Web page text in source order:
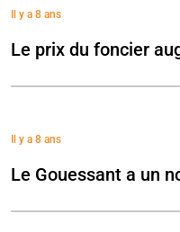
Il y a 8 ans
Le prix du foncier
Il y a 8 ans
Le Gouessant a un